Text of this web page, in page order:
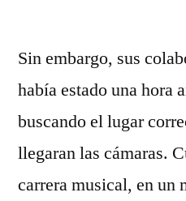
Sin embargo, sus
había estado una hora
buscando el lugar
llegaran las cámaras.
carrera musical, en un